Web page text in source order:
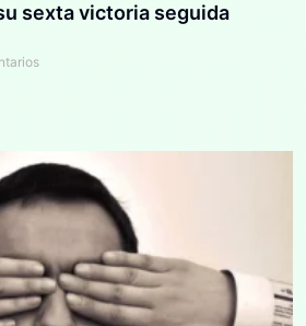
sexta victoria seguida